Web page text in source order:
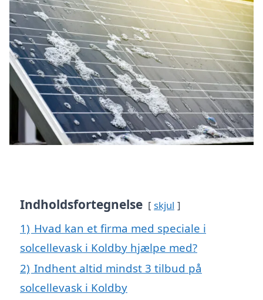
Indholdsfortegnelse skjul
1) Hvad kan et firma med speciale i
solcellevask i Koldby hjælpe med?
2) Indhent altid mindst 3 tilbud på
solcellevask i Koldby